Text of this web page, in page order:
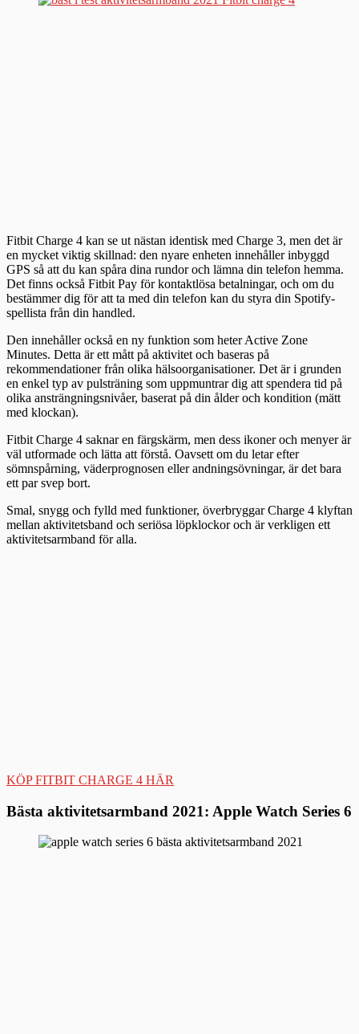
Fitbit Charge 4 kan se ut nästan identisk med Charge 3, men det är
en mycket viktig skillnad: den nyare enheten innehåller inbyggd
GPS så att du kan spåra dina rundor och lämna din telefon hemma.
Det finns också Fitbit Pay för kontaktlösa betalningar, och om du
bestämmer dig för att ta med din telefon kan du styra din Spotify-
spellista från din handled.
Den innehåller också en ny funktion som heter Active Zone
Minutes. Detta är ett mått på aktivitet och baseras på
rekommendationer från olika hälsoorganisationer. Det är i grunden
en enkel typ av pulsträning som uppmuntrar dig att spendera tid på
olika ansträngningsnivåer, baserat på din ålder och kondition (mätt
med klockan).
Fitbit Charge 4 saknar en färgskärm, men dess ikoner och menyer är
väl utformade och lätta att förstå. Oavsett om du letar efter
sömnspårning, väderprognosen eller andningsövningar, är det bara
ett par svep bort.
Smal, snygg och fylld med funktioner, överbryggar Charge 4 klyftan
mellan aktivitetsband och seriösa löpklockor och är verkligen ett
aktivitetsarmband för alla.
KÖP FITBIT CHARGE 4 HÄR
Bästa aktivitetsarmband 2021: Apple Watch Series 6